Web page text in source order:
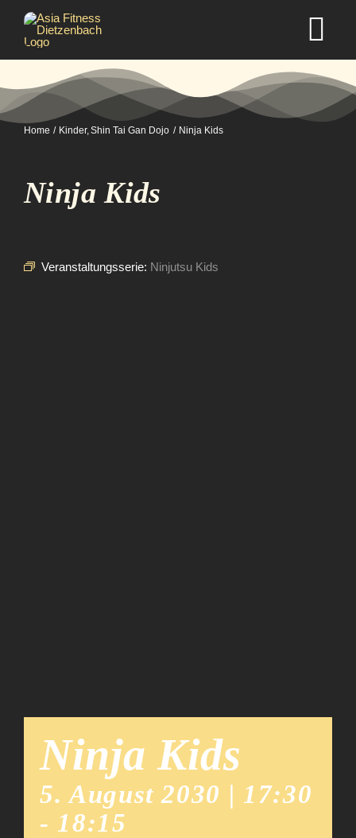
Inhalt
springen
Selbstverteidigung
Home Kinder Shin Tai Gan Dojo Ninja Kids
Ninja Kids
Veranstaltungsserie: Ninjutsu Kids
Ninja Kids
5. August 2030 | 17:30
- 18:15